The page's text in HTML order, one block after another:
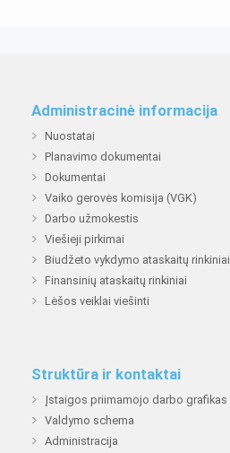
Administracinė informacija
Nuostatai
Planavimo dokumentai
Dokumentai
Vaiko gerovės komisija (VGK)
Darbo užmokestis
Viešieji pirkimai
Biudžeto vykdymo ataskaitų rinkiniai
Finansinių ataskaitų rinkiniai
Lėšos veiklai viešinti
Struktūra ir kontaktai
Įstaigos priimamojo darbo grafikas
Valdymo schema
Administracija